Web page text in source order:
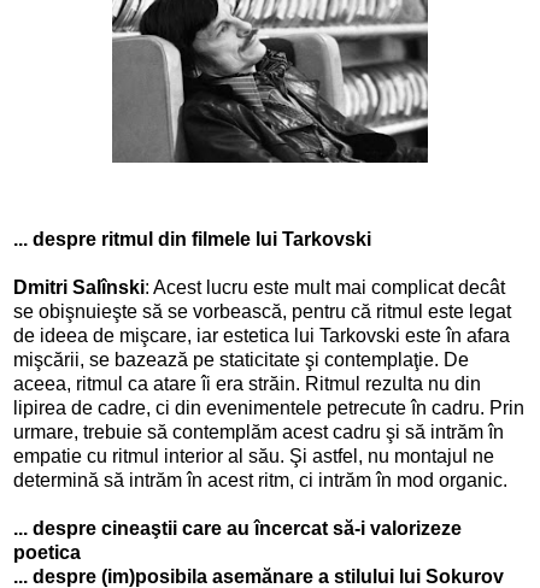
... despre ritmul din filmele lui Tarkovski
Dmitri Salînski: Acest lucru este mult mai complicat decât
se obişnuieşte să se vorbească, pentru că ritmul este legat
de ideea de mişcare, iar estetica lui Tarkovski este în afara
mişcării, se bazează pe staticitate şi contemplaţie. De
aceea, ritmul ca atare îi era străin. Ritmul rezulta nu din
lipirea de cadre, ci din evenimentele petrecute în cadru. Prin
urmare, trebuie să contemplăm acest cadru şi să intrăm în
empatie cu ritmul interior al său. Şi astfel, nu montajul ne
determină să intrăm în acest ritm, ci intrăm în mod organic.
... despre cineaştii care au încercat să-i valorizeze
poetica
... despre (im)posibila asemănare a stilului lui Sokurov